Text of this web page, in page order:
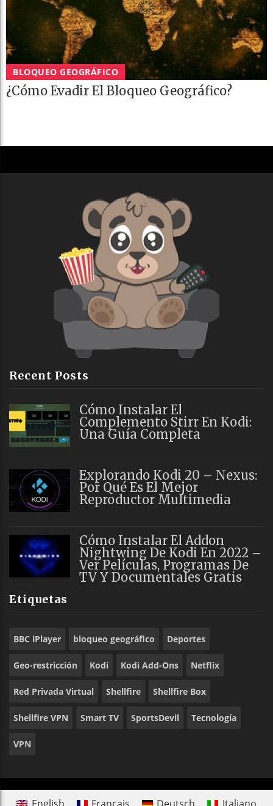
BLOQUEO GEOGRÁFICO
¿Cómo Evadir El Bloqueo Geográfico?
Recent Posts
Cómo Instalar El
Complemento Stirr En Kodi:
Una Guía Completa
Explorando Kodi 20 – Nexus:
Por Qué Es El Mejor
Reproductor Multimedia
Cómo Instalar El Addon
Nightwing De Kodi En 2022 –
Ver Películas, Programas De
TV Y Documentales Gratis
Etiquetas
BBC iPlayer bloqueo geográfico Deportes
Geo-restricción Kodi Kodi Add-Ons Netflix
Red Privada Virtual Shellfire Shellfire Box
Shellfire VPN Smart TV SportsDevil Tecnología
VPN